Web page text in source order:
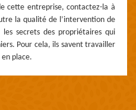
cette entreprise, contactez-la à
la qualité de l’intervention de
secrets des propriétaires qui
Pour cela, ils savent travailler
place.